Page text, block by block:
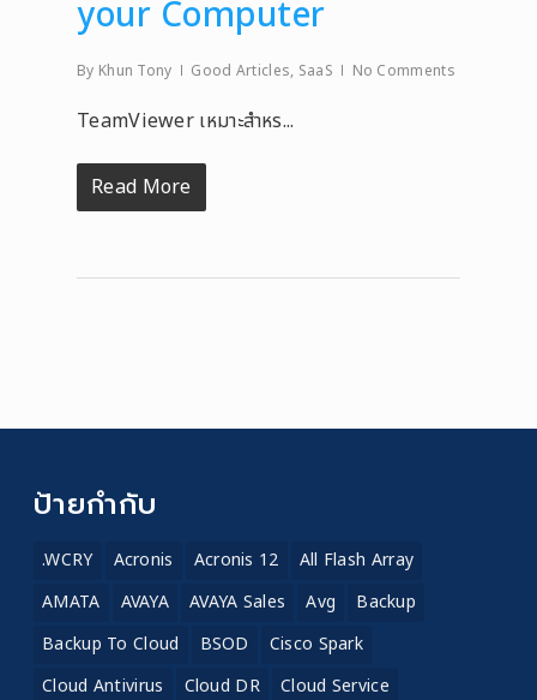
your Computer
By Khun Tony Good Articles, SaaS No Comments
TeamViewer เหมาะสำหร...
Read More
ป้ายกำกับ
.WCRY Acronis Acronis 12
All Flash Array
AMATA
AVAYA AVAYA Sales Avg
Backup
Backup To Cloud
BSOD
Cisco Spark
Cloud Antivirus
Cloud DR
Cloud Service